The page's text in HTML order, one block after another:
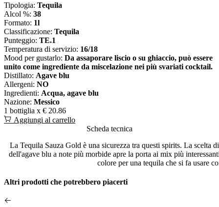
Tipologia: Tequila
Alcol %: 38
Formato: 1l
Classificazione: Tequila
Punteggio: TE.1
Temperatura di servizio: 16/18
Mood per gustarlo: Da assaporare liscio o su ghiaccio, può essere
unito come ingrediente da miscelazione nei più svariati cocktail.
Distillato: Agave blu
Allergeni: NO
Ingredienti: Acqua, agave blu
Nazione: Messico
1 bottiglia x € 20.86
Aggiungi al carrello
Scheda tecnica
La Tequila Sauza Gold è una sicurezza tra questi spirits. La scelta
dell'agave blu a note più morbide apre la porta ai mix più
colore per una tequila che si fa usare
Altri prodotti che potrebbero piacerti